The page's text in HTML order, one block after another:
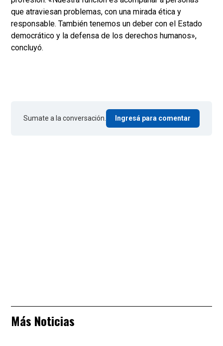
que atraviesan problemas, con una mirada ética y
responsable. También tenemos un deber con el Estado
democrático y la defensa de los derechos humanos»,
concluyó.
Sumate a la conversación. Ingresá para comentar
Más Noticias